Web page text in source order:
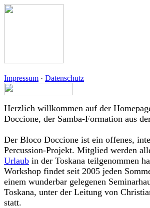
Impressum · Datenschutz
Herzlich willkommen auf der
Doccione, der Samba-Formation aus
Der Bloco Doccione ist ein offenes,
Percussion-Projekt. Mitglied werden
Urlaub in der Toskana teilgenommen
Workshop findet seit 2005 jeden
einem wunderbar gelegenen
Toskana, unter der Leitung von
statt.